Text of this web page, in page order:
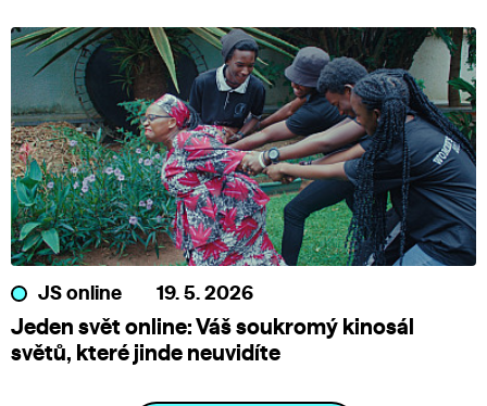
JS online 19. 5. 2026
Jeden svět online: Váš soukromý kinosál
světů, které jinde neuvidíte